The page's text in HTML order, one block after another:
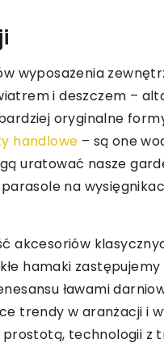
wyposażenia
i deszczem –
oryginalne
handlowe – są one
uratować nasze
na
akcesoriów
hamaki
ławami
trendy w aranżacji i
technologii z